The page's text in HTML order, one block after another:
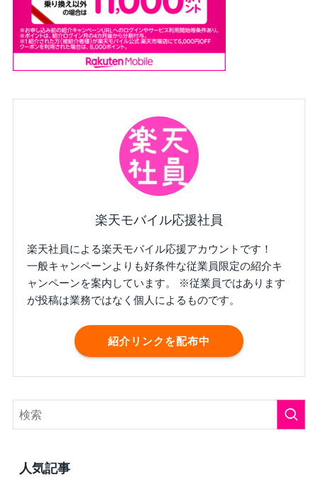
楽天モバイル応援社員
楽天社員による楽天モバイル応援アカウントです！
一般キャンペーンよりも好条件な従業員限定の紹介キ
ャンペーンを案内しています。 ※従業員ではあります
が投稿は業務ではなく個人によるものです。
紹介リンクを配布中
人気記事